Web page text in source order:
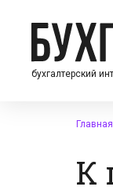
бухгалтерский
Главная
К